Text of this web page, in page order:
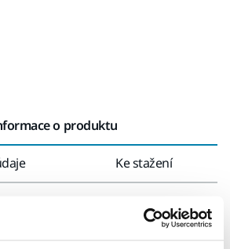
o produktu
Ke stažení
L is a compact and high performing L-
a 1200w motor. It is equipped with